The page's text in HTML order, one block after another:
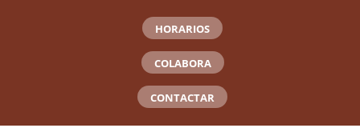
HORARIOS
COLABORA
CONTACTAR